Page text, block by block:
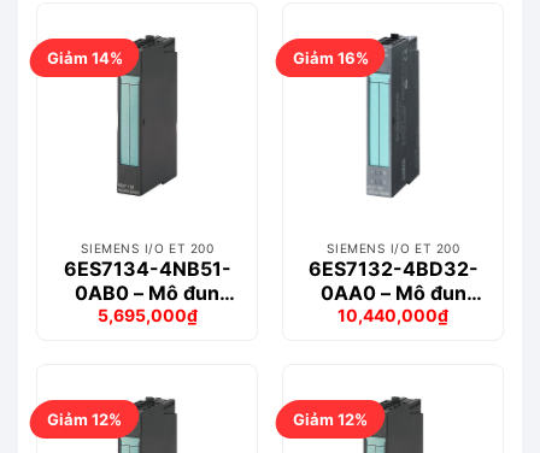
Giảm 14%
SIEMENS I/O ET 200
6ES7134-4NB51-
0AB0 – Mô đun
ET200S 2AI RTD
Giá
5,695,000₫
Giá
Giảm 16%
SIEMENS I/O ET 200
6ES7132-4BD32-
0AA0 – Mô đun
ET200S 4DO
Giá
10,440,000₫
Giá
Giảm 12%
Giảm 12%